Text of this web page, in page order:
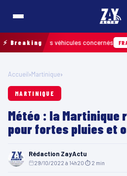
⚡ Breaking
derniers véhicules concernés FRANCE &
Accueil›Martinique›
MARTINIQUE
Météo : la Martinique
pour fortes pluies et
Rédaction ZayActu
29/10/2022 à 14h20 ⏱ 2 min